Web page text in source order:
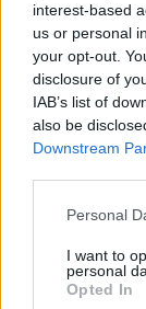
interest-based
us or personal
your opt-out.
disclosure of
IAB’s list of
also be
Downstream
Please note
not limited to
grant or deny
use your data
Personal
I want to
personal
Opted In
Πλάθουμε
Τα
ελαφρώς.